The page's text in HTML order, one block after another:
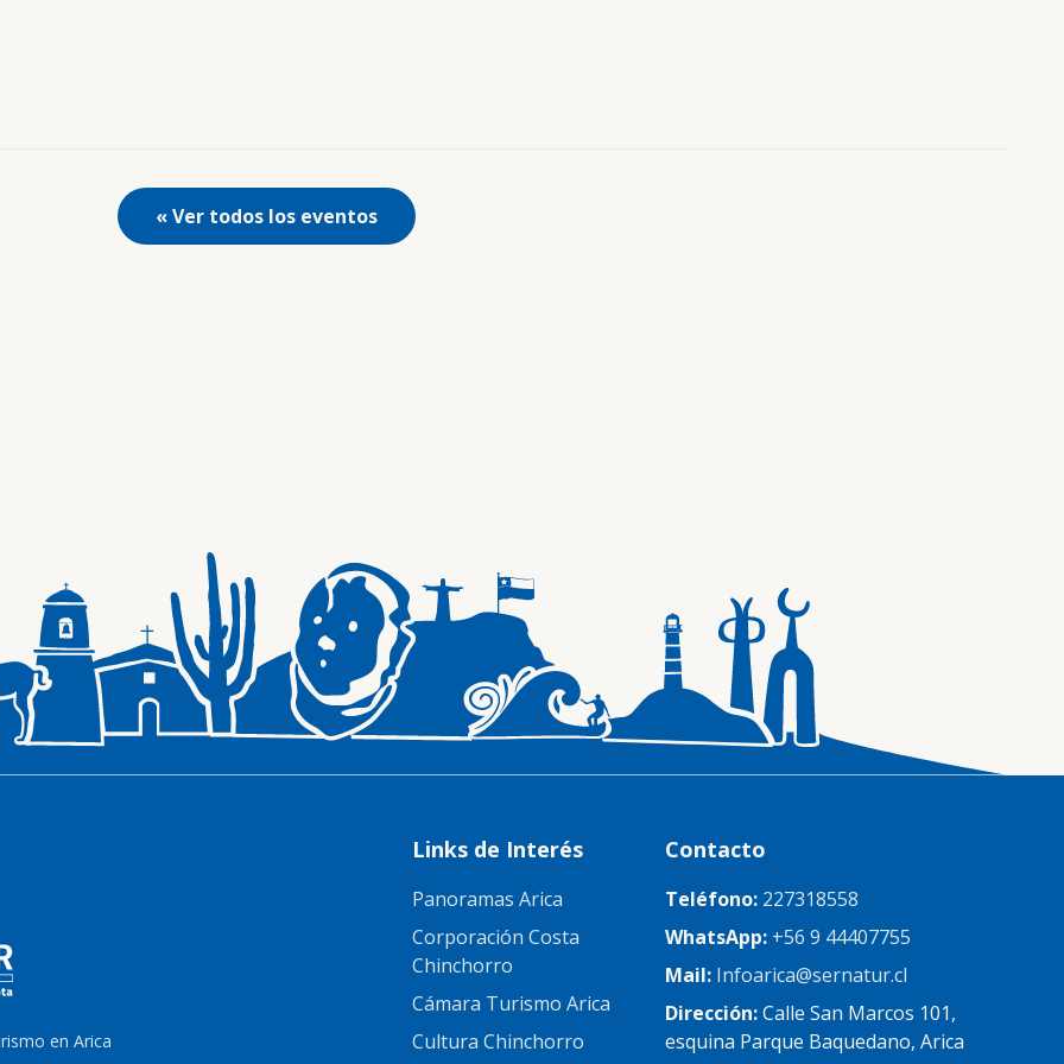
« Ver todos los eventos
en Arica
Links de Interés
Panoramas Arica
Corporación Costa
Chinchorro
Cámara Turismo Arica
Cultura Chinchorro
Contacto
Teléfono: 227318558
WhatsApp: +56 9 44407755
Mail: Infoarica@sernatur.cl
Dirección:Calle San Marcos 101,
esquina Parque Baquedano, Arica